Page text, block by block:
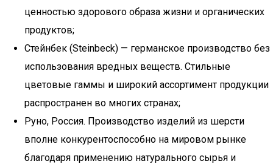
ценностью здорового образа жизни и органических
продуктов;
Стейнбек (Steinbeck) — германское производство без
использования вредных веществ. Стильные
цветовые гаммы и широкий ассортимент продукции
распространен во многих странах;
Руно, Россия. Производство изделий из шерсти
вполне конкурентоспособно на мировом рынке
благодаря применению натурального сырья и